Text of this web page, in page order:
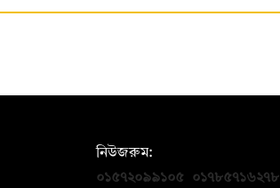
নিউজরুম:
০১৫৭২০৯৯১০৫
০১৭৮৫৭১৬২৭৮